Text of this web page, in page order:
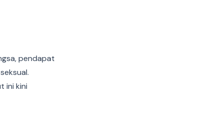
pendapat
ini kini